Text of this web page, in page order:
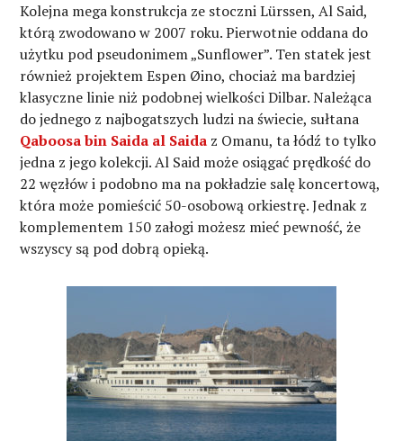
Kolejna mega konstrukcja ze stoczni Lürssen, Al Said,
którą zwodowano w 2007 roku. Pierwotnie oddana do
użytku pod pseudonimem „Sunflower”. Ten statek jest
również projektem Espen Øino, chociaż ma bardziej
klasyczne linie niż podobnej wielkości Dilbar. Należąca
do jednego z najbogatszych ludzi na świecie, sułtana
Qaboosa bin Saida al Saida z Omanu, ta łódź to tylko
jedna z jego kolekcji. Al Said może osiągać prędkość do
22 węzłów i podobno ma na pokładzie salę koncertową,
która może pomieścić 50-osobową orkiestrę. Jednak z
komplementem 150 załogi możesz mieć pewność, że
wszyscy są pod dobrą opieką.